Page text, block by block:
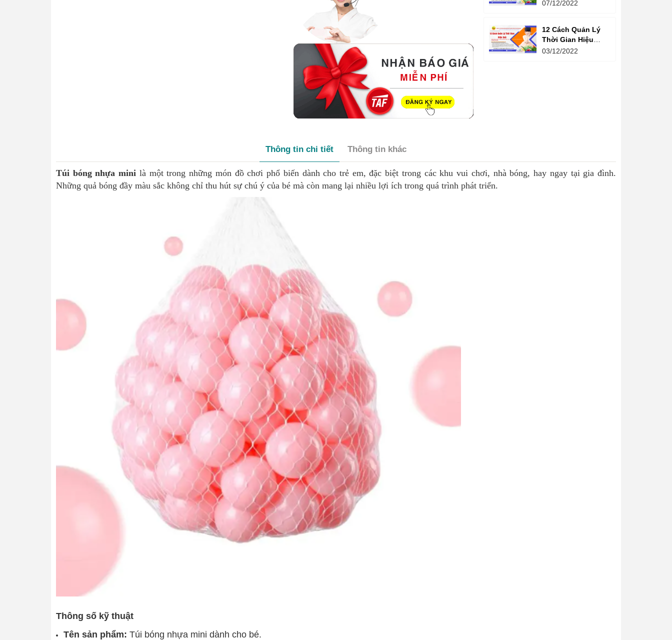
năng lượng
07/12/2022
12 Cách Quản Lý
Thời Gian Hiệu
Quả - 4 phương
03/12/2022
Thông tin chi tiết Thông tin khác
Túi bóng nhựa mini là một trong những món đồ chơi phổ biến dành cho trẻ em, đặc biệt trong các khu vui chơi, nhà bóng, hay ngay tại gia đình.
Những quả bóng đầy màu sắc không chỉ thu hút sự chú ý của bé mà còn mang lại nhiều lợi ích trong quá trình phát triển.
Thông số kỹ thuật
Tên sản phẩm: Túi bóng nhựa mini dành cho bé.